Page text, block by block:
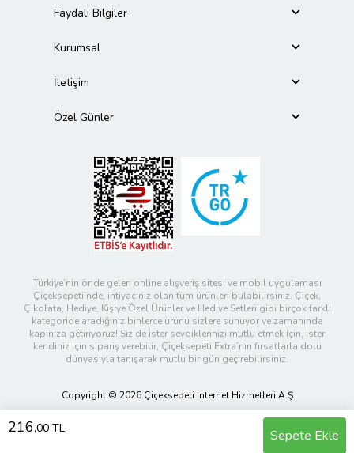
216,00 TL Sepete Ekle
Faydalı Bilgiler
Kurumsal
İletişim
Özel Günler
Türkiye’nin önde gelen online alışveriş sitesi ve mobil uygulaması
Çiçeksepeti’nde, ihtiyacınız olan tüm ürünleri bulabilirsiniz. Çiçek,
Çikolata, Hediye, Kişiye Özel Ürünler ve Hediye Setleri gibi birçok farklı
kategoride aradığınız binlerce ürünü sizlere sunuyor ve zamanında
kapınıza getiriyoruz! Siz de ister sevdiklerinizi mutlu etmek için, ister
kendiniz için sipariş verebilir; Çiçeksepeti Extra’nın fırsatlarla dolu
dünyasıyla tanışarak mutlu bir gün geçirebilirsiniz.
Copyright © 2026 Çiçeksepeti İnternet Hizmetleri A.Ş